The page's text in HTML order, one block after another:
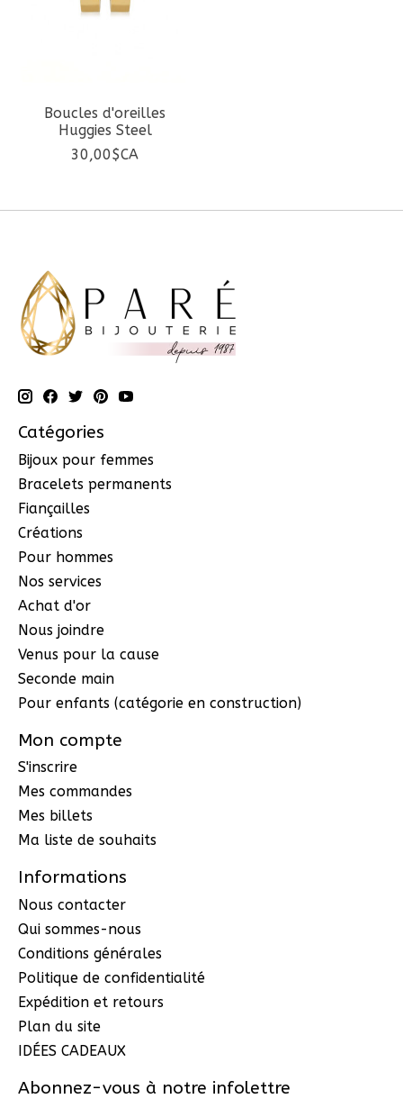
Boucles d'oreilles
Huggies Steel
30,00$CA
Catégories
Bijoux pour femmes
Bracelets permanents
Fiançailles
Créations
Pour hommes
Nos services
Achat d'or
Nous joindre
Venus pour la cause
Seconde main
Pour enfants (catégorie en construction)
Mon compte
S'inscrire
Mes commandes
Mes billets
Ma liste de souhaits
Informations
Nous contacter
Qui sommes-nous
Conditions générales
Politique de confidentialité
Expédition et retours
Plan du site
IDÉES CADEAUX
Abonnez-vous à notre infolettre